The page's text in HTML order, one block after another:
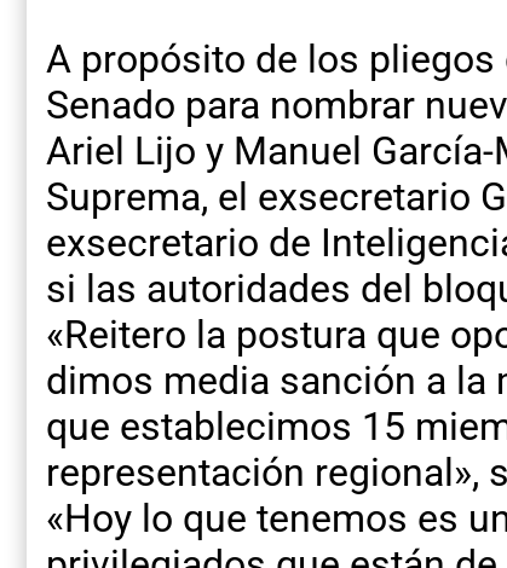
A propósito de los pliegos
Senado para nombrar
Ariel Lijo y Manuel
Suprema, el exsecretario
exsecretario de
si las autoridades del
«Reitero la postura que
dimos media sanción a la
que establecimos 15
representación regional»,
«Hoy lo que tenemos es